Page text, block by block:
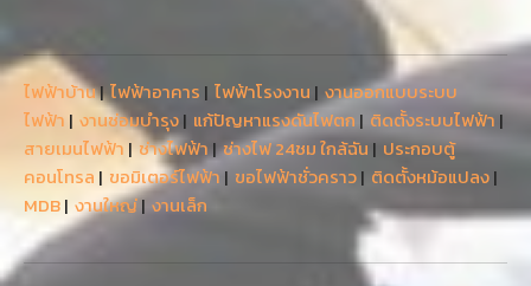
ไฟฟ้าบ้าน|ไฟฟ้าอาคาร | ไฟฟ้าโรงงาน | งานออกแบบระบบ
ไฟฟ้า | งานซ่อมบำรุง| แก้ปัญหาแรงดันไฟตก | ติดตั้งระบบไฟฟ้า |
สายเมนไฟฟ้า |ช่างไฟฟ้า|ช่างไฟ 24ชม ใกล้ฉัน | ประกอบตู้
คอนโทรล | ขอมิเตอร์ไฟฟ้า | ขอไฟฟ้าชั่วคราว| ติดตั้งหม้อแปลง|
MDB| งานใหญ่| งานเล็ก